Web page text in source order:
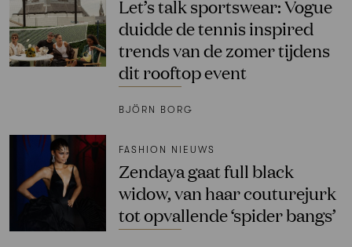
Let’s talk sportswear: Vogue
duidde de tennis inspired
trends van de zomer tijdens
dit rooftop event
BJÖRN BORG
FASHION NIEUWS
Zendaya gaat full black
widow, van haar couturejurk
tot opvallende ‘spider bangs’